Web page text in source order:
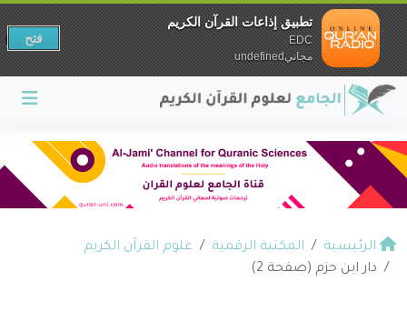
الرئيسية المكتبة الرقمية
علوم القرآن الكريم
دار ابن حزم (صفحة 2)
تطبيق إذاعات القرآن الكريم
EDC
مجانيundefined
فتح